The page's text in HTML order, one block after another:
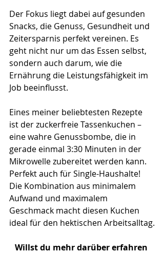
Der Fokus liegt dabei auf gesunden
Snacks, die Genuss, Gesundheit und
Zeitersparnis perfekt vereinen. Es
geht nicht nur um das Essen selbst,
sondern auch darum, wie die
Ernährung die Leistungsfähigkeit im
Job beeinflusst.
Eines meiner beliebtesten Rezepte
ist der zuckerfreie Tassenkuchen –
eine wahre Genussbombe, die in
gerade einmal 3:30 Minuten in der
Mikrowelle zubereitet werden kann.
Perfekt auch für Single-Haushalte!
Die Kombination aus minimalem
Aufwand und maximalem
Geschmack macht diesen Kuchen
ideal für den hektischen Arbeitsalltag.
Willst du mehr darüber erfahren